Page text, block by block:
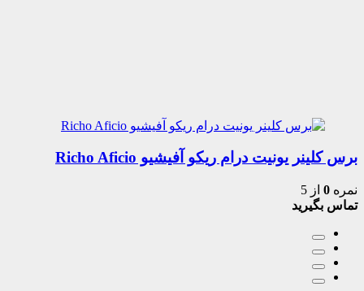
برس کلینر یونیت درام ریکو آفیشیو Richo Aficio
نمره 0 از 5
تماس بگیرید